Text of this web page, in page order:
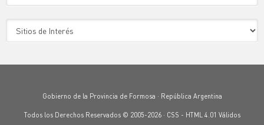
Gobierno de la Provincia de Formosa · República Argentina
Todos los Derechos Reservados © 2005-2026 · CSS - HTML 4.01 Válidos